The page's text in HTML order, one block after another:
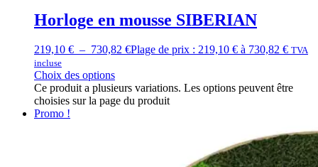
Horloge en mousse SIBERIAN
219,10 € – 730,82 €Plage de prix : 219,10 € à 730,82 € TVA
incluse
Choix des options
Ce produit a plusieurs variations. Les options peuvent être
choisies sur la page du produit
Promo !